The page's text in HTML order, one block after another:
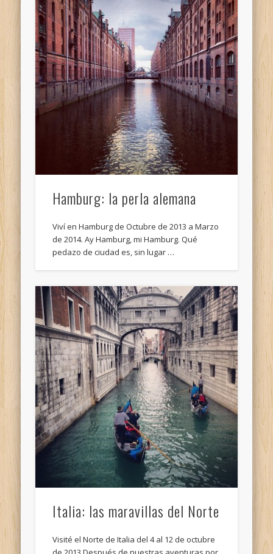
Hamburg: la perla alemana
Viví en Hamburg de Octubre de 2013 a Marzo
de 2014. Ay Hamburg, mi Hamburg. Qué
pedazo de ciudad es, sin lugar …
Italia: las maravillas del Norte
Visité el Norte de Italia del 4 al 12 de octubre